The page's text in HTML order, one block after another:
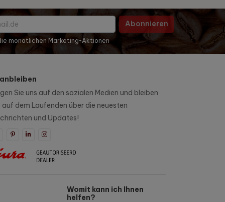
Abonnieren
monatlichen Marketing-Aktionen
Sie uns auf den sozialen Medien und bleiben
auf dem Laufenden über die neuesten
und Updates!
Womit kann ich Ihnen
helfen?